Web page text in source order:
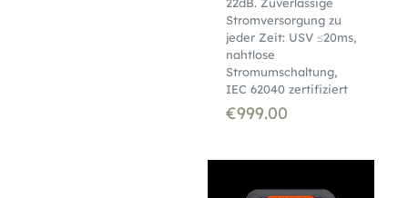
Stromversorgung zu
jeder Zeit: USV ≤20ms,
nahtlose
Stromumschaltung,
IEC 62040 zertifiziert
€999.00